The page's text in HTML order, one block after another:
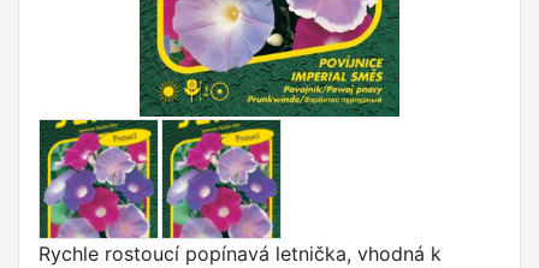
Rychle rostoucí popínavá letnička, vhodná k